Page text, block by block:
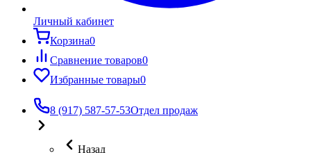
Личный кабинет
Корзина0
Сравнение товаров0
Избранные товары0
8 (917) 587-57-53Отдел продаж
Назад